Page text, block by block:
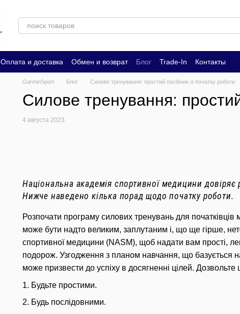
Оплата и доставка Обмен и возврат Блог Trade-In Контакты
GarminSport Блог Силове тренування: простий посібник із початку роботи
Силове тренування:
4 августа 2023
Національна академія спортивної медицини
Нижче наведено кілька порад щодо початку роботи.
Розпочати програму силових тренувань для початківців
може бути надто великим, заплутаним і, що ще гірше,
спортивної медицини (NASM), щоб надати вам прості,
подорож. Узгодження з планом навчання, що базується
може призвести до успіху в досягненні цілей. Дозвольте
1. Будьте простими.
2. Будь послідовними.